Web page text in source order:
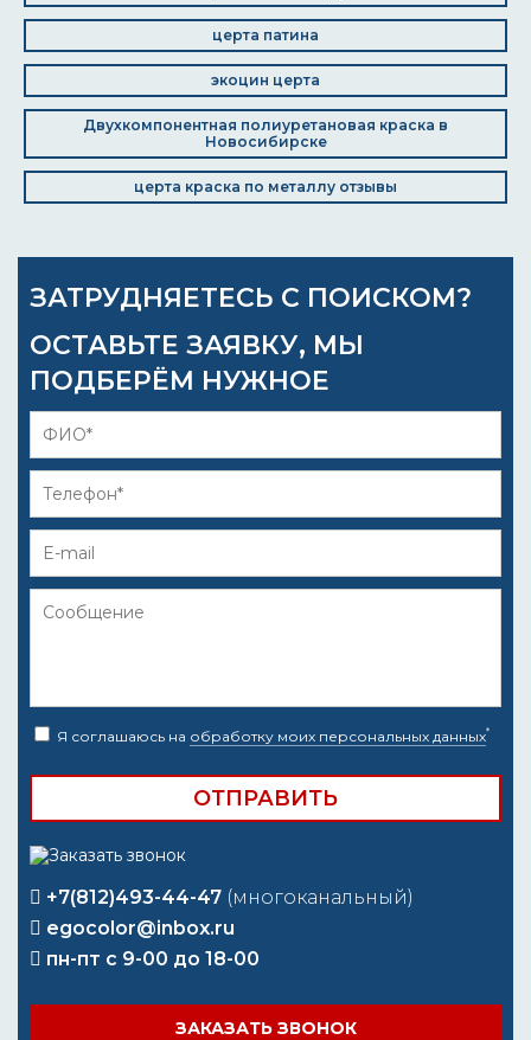
церта патина
экоцин церта
Двухкомпонентная полиуретановая краска в
Новосибирске
церта краска по металлу отзывы
ЗАТРУДНЯЕТЕСЬ С ПОИСКОМ?
ОСТАВЬТЕ ЗАЯВКУ, МЫ
ПОДБЕРЁМ НУЖНОЕ
Я соглашаюсь на обработку моих персональных данных*
+7(812)493-44-47 (многоканальный)
egocolor@inbox.ru
пн-пт с 9-00 до 18-00
ЗАКАЗАТЬ ЗВОНОК